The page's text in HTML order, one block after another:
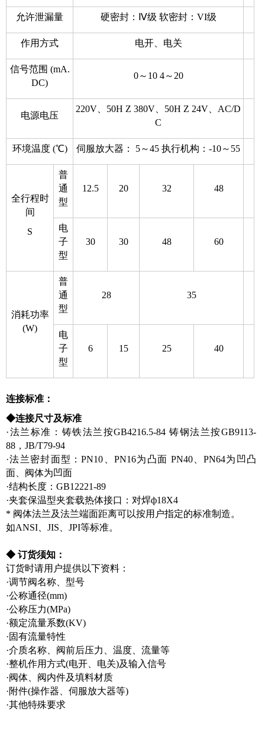
允许泄漏量 硬密封：Ⅳ级 软密封：VI级
作用方式 电开、电关
信号范围 (mA.
DC)
0～10 4～20
电源电压
220V、50H Z 380V、50H Z 24V、AC/D
C
环境温度 (℃) 伺服放大器： 5～45 执行机构：-10～55
全行程时
间
S
普
通
型
12.5 20 32 48
电
子
型
30 30 48 60
消耗功率
(W)
普
通
型
28 35
电
子
型
6 15 25 40
连接标准：
◆连接尺寸及标准
·法兰标准：铸铁法兰按GB4216.5-84 铸钢法兰按GB9113-
88，JB/T79-94
·法兰密封面型：PN10、PN16为凸面 PN40、PN64为凹凸
面、阀体为凹面
·结构长度：GB12221-89
·夹套保温型夹套载热体接口：对焊ф18X4
* 阀体法兰及法兰端面距离可以按用户指定的标准制造。
如ANSI、JIS、JPI等标准。
◆ 订货须知：
订货时请用户提供以下资料：
·调节阀名称、型号
·公称通径(mm)
·公称压力(MPa)
·额定流量系数(KV)
·固有流量特性
·介质名称、阀前后压力、温度、流量等
·整机作用方式(电开、电关)及输入信号
·阀体、阀内件及填料材质
·附件(操作器、伺服放大器等)
·其他特殊要求